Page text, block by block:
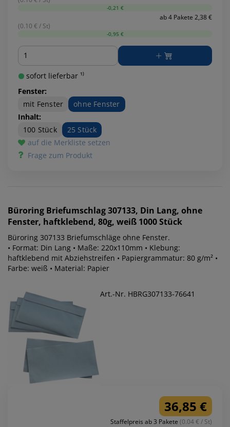
-0,21 €
ab 4 Pakete 2,38 €
(0.10 € / St)
-0,95 €
Menge
sofort lieferbar ¹⁾
Fenster:
mit Fenster
ohne Fenster
Inhalt:
100 Stück
25 Stück
auf die Merkliste setzen
Frage zum Produkt
Büroring Briefumschlag 307133, Din Lang, ohne
Fenster, haftklebend, 80g, weiß 1000 Stück
Büroring 307133 Briefumschläge ohne Fenster.
• Format: Din Lang • Maße: 220x110mm • Klebung:
haftklebend mit Abziehstreifen • Papiergrammatur: 80 g/m² •
Farbe: weiß • Material: Papier
Art.-Nr. HBRG307133-76641
36,85 €
Staffelpreis ab 3 Pakete (0.04 € / St)